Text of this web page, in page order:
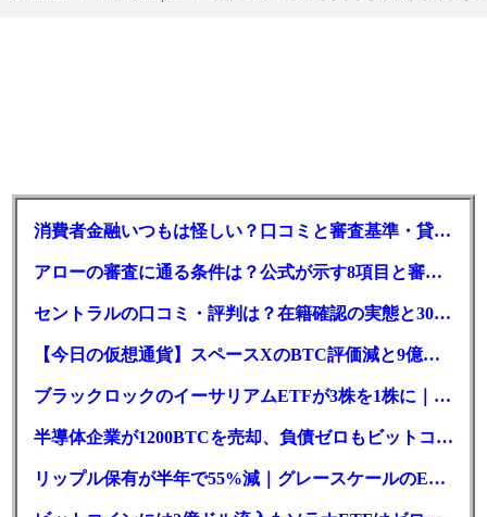
消費者金融いつもは怪しい？口コミと審査基準・貸付条件を調査
アローの審査に通る条件は？公式が示す8項目と審査時間
セントラルの口コミ・評判は？在籍確認の実態と30日金利0円の落とし穴
【今日の仮想通貨】スペースXのBTC評価減と9億株の解禁。208億円相当のBTCが盗難
ブラックロックのイーサリアムETFが3株を1株に｜年初来37%安
半導体企業が1200BTCを売却、負債ゼロもビットコイン戦略は後退
リップル保有が半年で55%減｜グレースケールのETF、純資産1.6億ドル減